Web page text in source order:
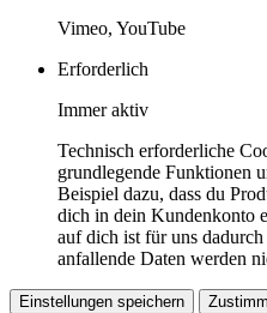
Vimeo, YouTube
Erforderlich
Immer aktiv
Technisch erforderliche
grundlegende Funktionen
Beispiel dazu, dass du
dich in dein Kundenkonto
auf dich ist für uns
anfallende Daten werden
Einstellungen speichern